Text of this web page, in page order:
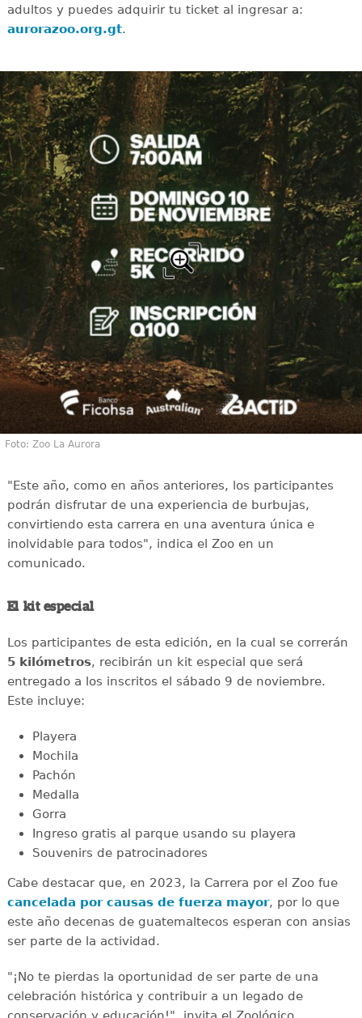
adultos y puedes adquirir tu ticket al ingresar a:
aurorazoo.org.gt.
Foto: Zoo La Aurora
"Este año, como en años anteriores, los participantes
podrán disfrutar de una experiencia de burbujas,
convirtiendo esta carrera en una aventura única e
inolvidable para todos", indica el Zoo en un
comunicado.
El kit especial
Los participantes de esta edición, en la cual se correrán
5 kilómetros, recibirán un kit especial que será
entregado a los inscritos el sábado 9 de noviembre.
Este incluye:
Playera
Mochila
Pachón
Medalla
Gorra
Ingreso gratis al parque usando su playera
Souvenirs de patrocinadores
Cabe destacar que, en 2023, la Carrera por el Zoo fue
cancelada por causas de fuerza mayor, por lo que
este año decenas de guatemaltecos esperan con ansias
ser parte de la actividad.
"¡No te pierdas la oportunidad de ser parte de una
celebración histórica y contribuir a un legado de